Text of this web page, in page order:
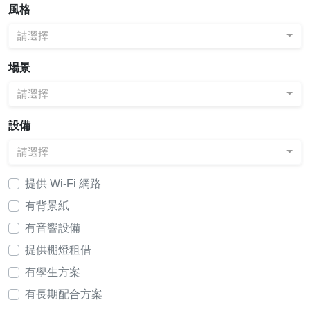
風格
請選擇
場景
請選擇
設備
請選擇
提供 Wi-Fi 網路
有背景紙
有音響設備
提供棚燈租借
有學生方案
有長期配合方案